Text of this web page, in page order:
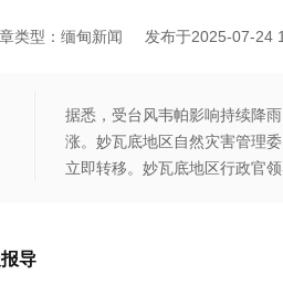
类型：缅甸新闻 发布于2025-07-24
据悉，受台风韦帕影响持续降
涨。妙瓦底地区自然灾害管理
立即转移。妙瓦底地区行政官
导